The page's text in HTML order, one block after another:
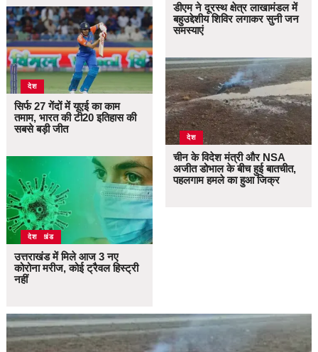
देश
सिर्फ 27 गेंदों में यूएई का काम
तमाम, भारत की टी20 इतिहास की
सबसे बड़ी जीत
उत्तराखंड
देश
उत्तराखंड में मिले आज 3 नए
कोरोना मरीज, कोई ट्रैवल हिस्ट्री
नहीं
डीएम ने दूरस्थ क्षेत्र लाखामंडल में
बहुउद्देशीय शिविर लगाकर सुनी जन
समस्याएं
देश
चीन के विदेश मंत्री और NSA
अजीत डोभाल के बीच हुई बातचीत,
पहलगाम हमले का हुआ जिक्र